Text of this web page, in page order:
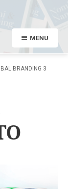
MENU
BRANDING 3